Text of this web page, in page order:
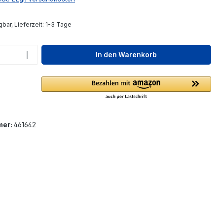
Lieferzeit: 1-3 Tage
Anzahl: Gib den gewünschten Wert
In den Warenkorb
461642